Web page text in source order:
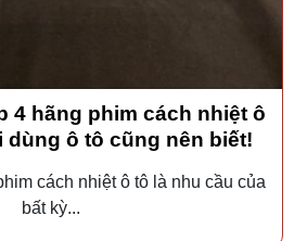
4 hãng phim cách nhiệt ô
dùng ô tô cũng nên biết!
cách nhiệt ô tô là nhu cầu của
bất kỳ...